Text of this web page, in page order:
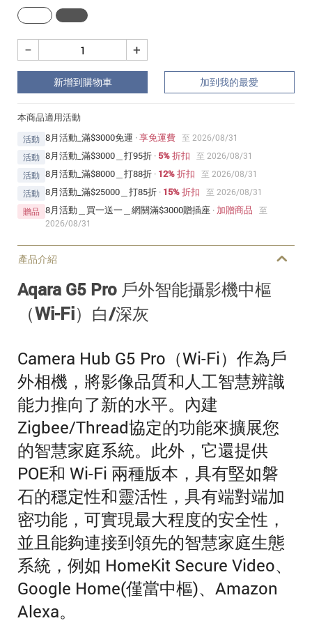
+
−
新增到購物車 加到我的最愛
本商品適用活動
活動 8月活動_滿$3000免運 ·享免運費
至 2026/08/31
活動 8月活動_滿$3000＿打95折 · 5% 折扣
至 2026/08/31
活動 8月活動_滿$8000＿打88折 · 12% 折扣
至 2026/08/31
活動 8月活動_滿$25000＿打85折 · 15% 折扣
至 2026/08/31
贈品 8月活動＿買一送一＿網關滿$3000贈插座 · 加贈商品
至
2026/08/31
產品介紹
Aqara G5 Pro 戶外智能攝影機中樞
（Wi-Fi） 白/深灰
Camera Hub G5 Pro（Wi-Fi）作為戶
外相機，將影像品質和人工智慧辨識
能力推向了新的水平。 內建
Zigbee/Thread協定的功能來擴展您
的智慧家庭系統。此外， 它還提供
POE和 Wi-Fi 兩種版本 ，具有堅如磐
石的穩定性和靈活性，具有端對端加
密功能，可實現最大程度的安全性，
並且能夠連接到領先的智慧家庭生態
系統，例如 HomeKit Secure Video、
Google Home(僅當中樞)、Amazon
Alexa。